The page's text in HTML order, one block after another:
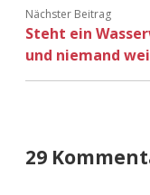
Nächster Beitrag
Steht ein
und niemand
29